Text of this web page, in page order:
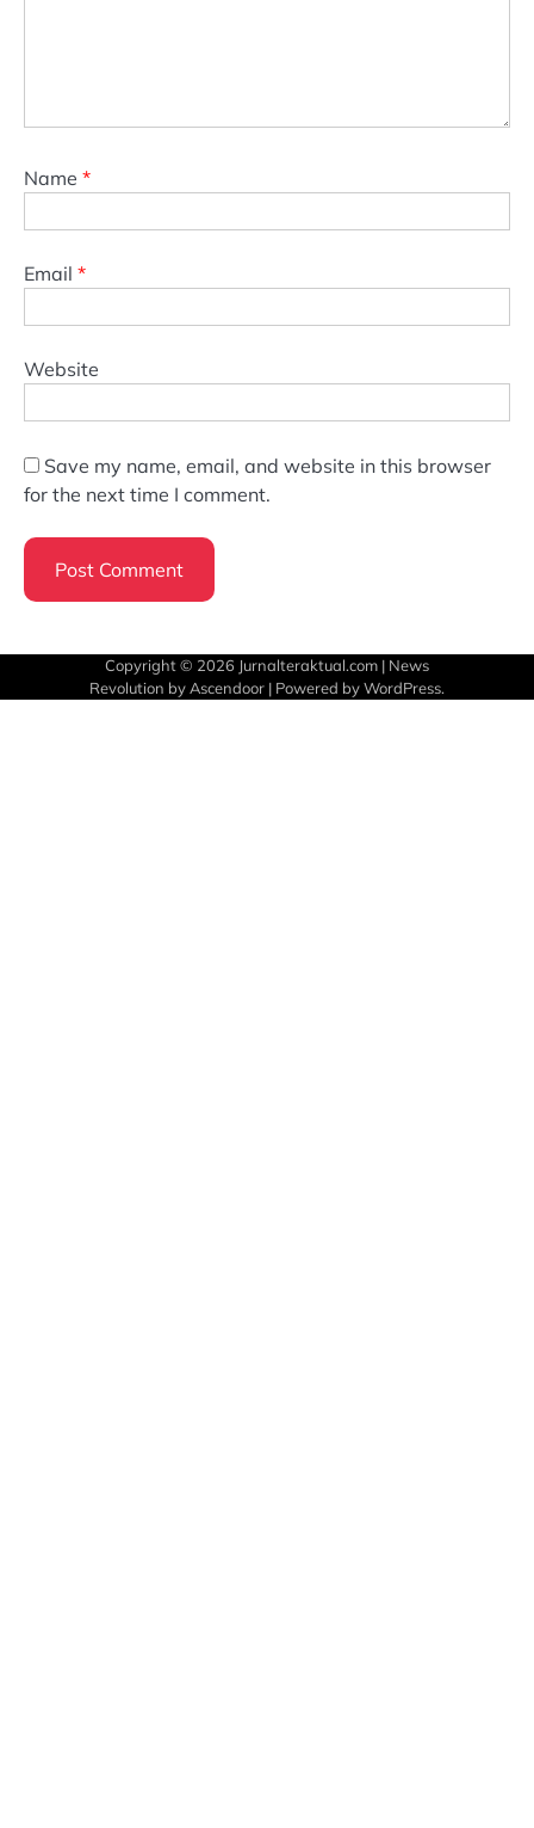
Name *
Email *
Website
Save my name, email, and website in this browser
for the next time I comment.
Copyright © 2026 Jurnalteraktual.com | News
Revolution by Ascendoor | Powered byWordPress.